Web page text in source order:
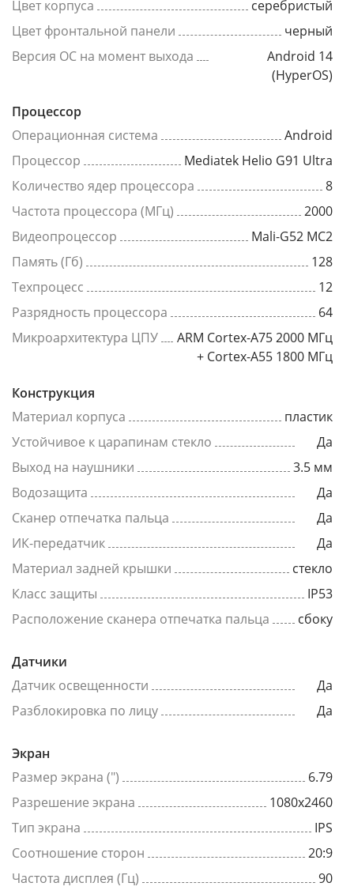
Цвет корпуса
серебристый
Цвет фронтальной панели
черный
Версия ОС на момент выхода
Android 14
(HyperOS)
Процессор
Операционная система
Android
Процессор
Mediatek Helio G91 Ultra
Количество ядер процессора
8
Частота процессора (МГц)
2000
Видеопроцессор
Mali-G52 MC2
Память (Гб)
128
Техпроцесс
12
Разрядность процессора
64
Микроархитектура ЦПУ
ARM Cortex-A75 2000 МГц
+ Cortex-A55 1800 МГц
Конструкция
Материал корпуса
пластик
Устойчивое к царапинам стекло
Да
Выход на наушники
3.5 мм
Водозащита
Да
Сканер отпечатка пальца
Да
ИК-передатчик
Да
Материал задней крышки
стекло
Класс защиты
IP53
Расположение сканера отпечатка пальца
сбоку
Датчики
Датчик освещенности
Да
Разблокировка по лицу
Да
Экран
Размер экрана (")
6.79
Разрешение экрана
1080x2460
Тип экрана
IPS
Соотношение сторон
20:9
Частота дисплея (Гц)
90